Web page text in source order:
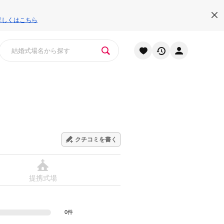
しくはこちら
クチコミを書く
提携式場
0件